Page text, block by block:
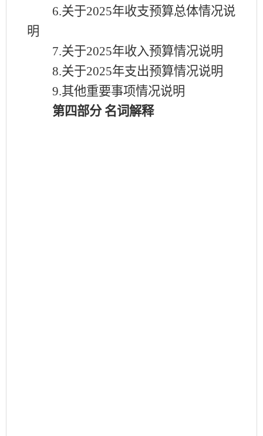
6.关于2025年收支预算总体情况说
明
7.关于2025年收入预算情况说明
8.关于2025年支出预算情况说明
9.其他重要事项情况说明
第四部分 名词解释